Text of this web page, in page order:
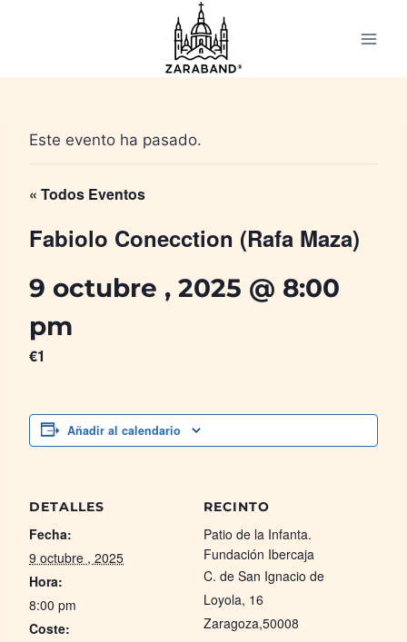
Este evento ha pasado.
« Todos Eventos
Fabiolo Conecction (Rafa Maza)
9 octubre , 2025 @ 8:00
pm
€1
Añadir al calendario
DETALLES
Fecha:
9 octubre , 2025
Hora:
8:00 pm
Coste:
RECINTO
Patio de la Infanta.
Fundación Ibercaja
C. de San Ignacio de
Loyola, 16
Zaragoza,50008